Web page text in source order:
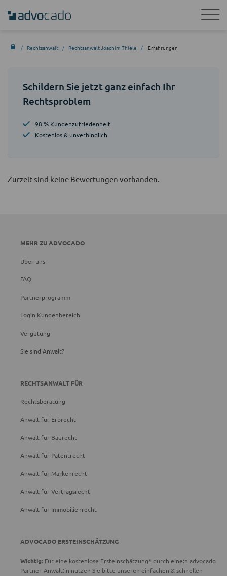
Rechtsanwalt Rechtsanwalt Joachim Thiele Erfahrungen
Schildern Sie jetzt ganz einfach Ihr
Rechtsproblem
98 % Kundenzufriedenheit
Kostenlos & unverbindlich
Zurzeit sind keine Bewertungen vorhanden.
MEHR ZU ADVOCADO
Über uns
FAQ
Partnerprogramm
Login Kundenbereich
Vergütung
Sie sind Anwalt?
RECHTSANWALT FÜR
Rechtsberatung
Anwalt für Erbrecht
Anwalt für Baurecht
Anwalt für Patentrecht
Anwalt für Markenrecht
Anwalt für Vertragsrecht
Anwalt für Immobilienrecht
ADVOCADO ERSTEINSCHÄTZUNG
Wichtig: Für eine kostenlose Ersteinschätzung* durch eine:n advocado
Partner-Anwält:in nutzen Sie bitte unseren einfachen & schnellen